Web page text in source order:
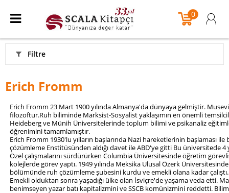
0
Filtre
Erich Fromm
Erich Fromm 23 Mart 1900 yılında Almanya'da dünyaya gelmiştir.
filozoftur.Ruh biliminde Marksist-Sosyalist yaklaşımın en önemli
Heideberg ve Münih Üniversitelerinde toplum bilimi ve psikanaliz
öğrenimini tamamlamıştır.
Erich Fromm 1930'lu yılların başlarında Nazi hareketlerinin başlaması
çözümleme Enstitüsünden aldığı davet ile ABD'ye gitti Bu üniversitede 4
Özel çalışmalarını sürdürürken Columbia Üniversitesinde öğretim
kolejlerde görev yaptı. 1949 yılında Meksika Ulusal Özerk
bölümünde ruh çözümleme şubesini kurdu ve emekli olana kadar çalıştı.
Emekli olduktan sonra yaşadığı ülke olan İsviçre'de yaşama veda etti.
benimseyen yazar batı kapitalizmini ve SSCB komünizmini reddetti.